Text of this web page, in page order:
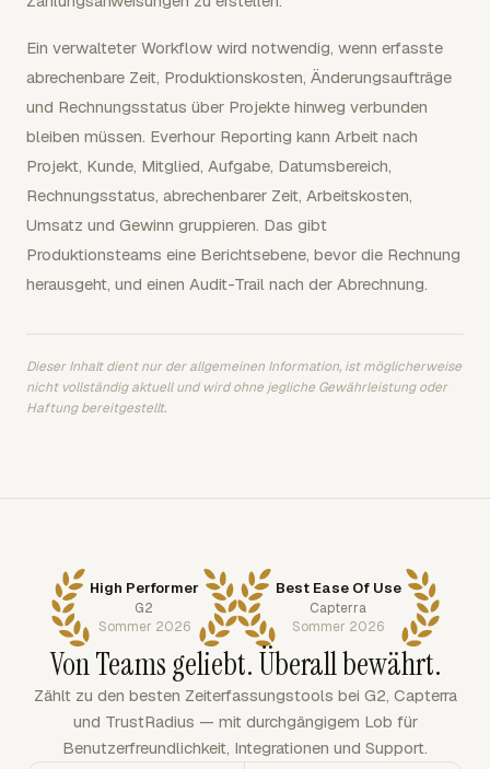
Ein verwalteter Workflow wird notwendig, wenn erfasste
abrechenbare Zeit, Produktionskosten, Änderungsaufträge
und Rechnungsstatus über Projekte hinweg verbunden
bleiben müssen. Everhour Reporting kann Arbeit nach
Projekt, Kunde, Mitglied, Aufgabe, Datumsbereich,
Rechnungsstatus, abrechenbarer Zeit, Arbeitskosten,
Umsatz und Gewinn gruppieren. Das gibt
Produktionsteams eine Berichtsebene, bevor die Rechnung
herausgeht, und einen Audit-Trail nach der Abrechnung.
Dieser Inhalt dient nur der allgemeinen Information, ist möglicherweise
nicht vollständig aktuell und wird ohne jegliche Gewährleistung oder
Haftung bereitgestellt.
High Performer
G2
Sommer 2026
Best Ease Of Use
Capterra
Sommer 2026
Von Teams geliebt. Überall bewährt.
Zählt zu den besten Zeiterfassungstools bei G2, Capterra
und TrustRadius — mit durchgängigem Lob für
Benutzerfreundlichkeit, Integrationen und Support.